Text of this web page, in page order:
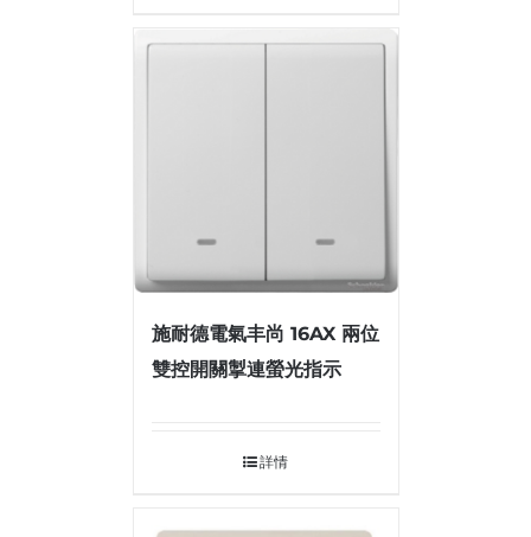
施耐德電氣丰尚 16AX 兩位
雙控開關掣連螢光指示
詳情